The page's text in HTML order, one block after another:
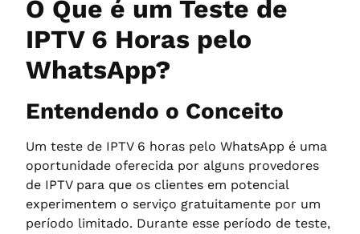
O Que é um Teste de
IPTV 6 Horas pelo
WhatsApp?
Entendendo o Conceito
Um teste de IPTV 6 horas pelo WhatsApp é uma
oportunidade oferecida por alguns provedores
de IPTV para que os clientes em potencial
experimentem o serviço gratuitamente por um
período limitado. Durante esse período de teste,